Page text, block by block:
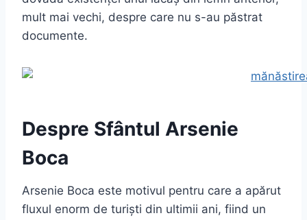
mult mai vechi, despre care nu s-au păstrat
documente.
Despre Sfântul Arsenie
Boca
Arsenie Boca este motivul pentru care a apărut
fluxul enorm de turiști din ultimii ani, fiind un